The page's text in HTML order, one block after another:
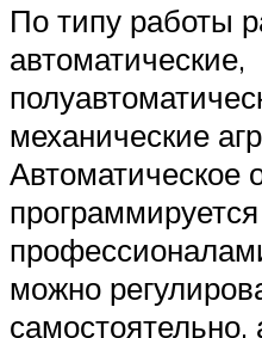
По типу работы
автоматические,
механические
Автоматическое
можно
самостоятельно,